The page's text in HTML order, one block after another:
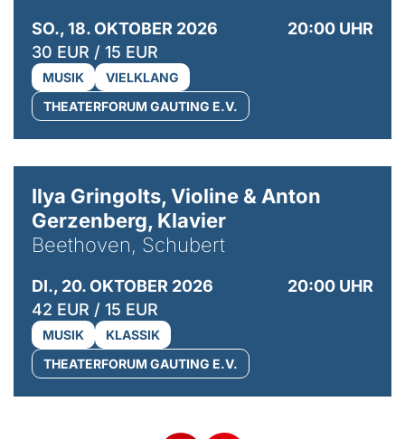
SO., 18. OKTOBER 2026
20:00 UHR
30 EUR / 15 EUR
MUSIK
VIELKLANG
THEATERFORUM GAUTING E.V.
Ilya Gringolts, Violine & Anton
Gerzenberg, Klavier
Beethoven, Schubert
DI., 20. OKTOBER 2026
20:00 UHR
42 EUR / 15 EUR
MUSIK
KLASSIK
THEATERFORUM GAUTING E.V.